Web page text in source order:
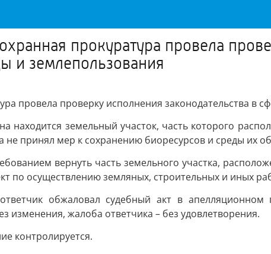
прокуратура провела
и землепользования
провела проверку исполнения законодательства в
находится земельный участок, часть которого
не принял мер к сохранению биоресурсов и среды их
вернуть часть земельного участка,
по осуществлению земляных, строительных и иных
обжаловал судебный акт в
изменения, жалоба ответчика – без удовлетворения.
контролируется.